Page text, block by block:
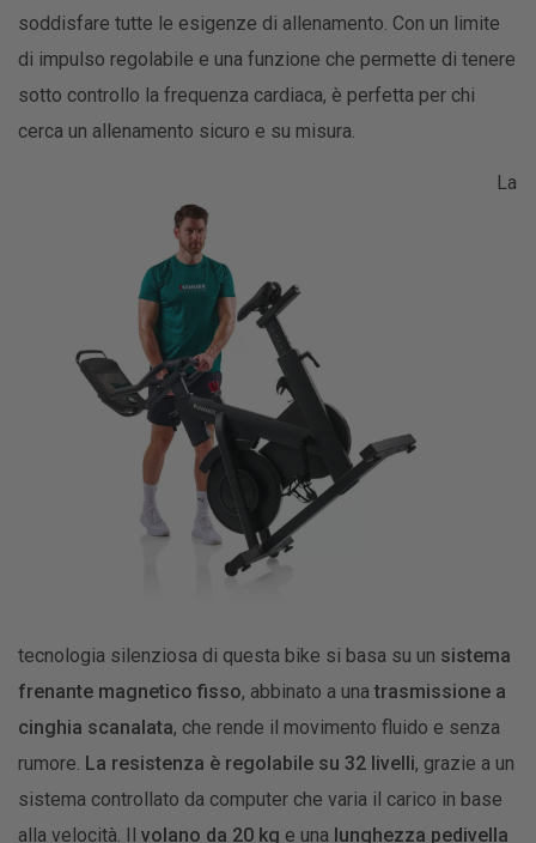
soddisfare tutte le esigenze di allenamento. Con un limite
di impulso regolabile e una funzione che permette di tenere
sotto controllo la frequenza cardiaca, è perfetta per chi
cerca un allenamento sicuro e su misura.
La
tecnologia silenziosa di questa bike si basa su un sistema
frenante magnetico fisso, abbinato a unatrasmissione a
cinghia scanalata, che rende il movimento fluido e senza
rumore. La resistenza è regolabile su 32 livelli, grazie a un
sistema controllato da computer che varia il carico in base
alla velocità. Il volano da 20 kg e una lunghezza pedivella